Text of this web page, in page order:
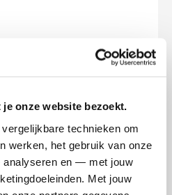
onze website bezoekt.
technieken om
werken, het gebruik van onze
analyseren en — met jouw
Met jouw
de transactiekosten
nu